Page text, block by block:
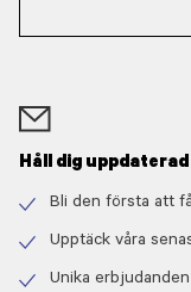
Håll dig uppdaterad
icon
Bli den första att
icon
Upptäck våra
Unika